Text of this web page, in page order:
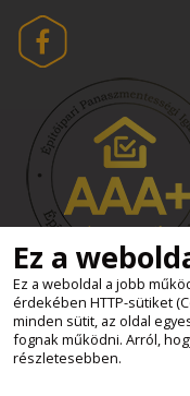
Minden
Ez a
Ez a weboldal a jobb
érdekében HTTP-sütiket
minden sütit, az oldal
fognak működni. Arról,
részletesebben.